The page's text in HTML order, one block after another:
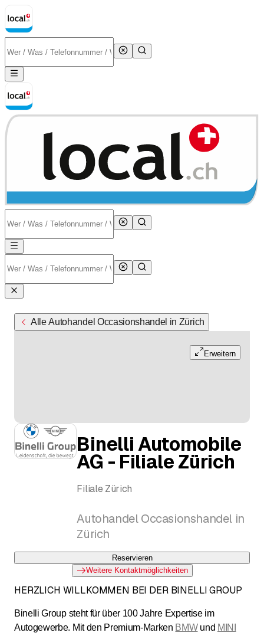
Alle Autohandel Occasionshandel in Zürich
Erweitern
Binelli Automobile
AG - Filiale Zürich
Filiale Zürich
Autohandel Occasionshandel in
Zürich
Reservieren
Weitere Kontaktmöglichkeiten
HERZLICH WILLKOMMEN BEI DER BINELLI GROUP
Binelli Group steht für über 100 Jahre Expertise im
Autogewerbe. Mit den Premium-Marken BMWund MINI